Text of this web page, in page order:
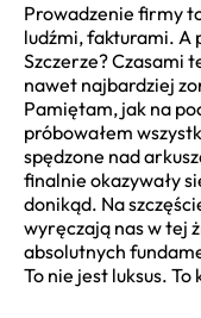
Prowadzenie firmy
ludźmi, fakturami. A
Szczerze? Czasami
nawet najbardziej
Pamiętam, jak na
próbowałem
spędzone nad
finalnie okazywały
donikąd. Na
wyręczają nas w tej
absolutnych
To nie jest luksus. To